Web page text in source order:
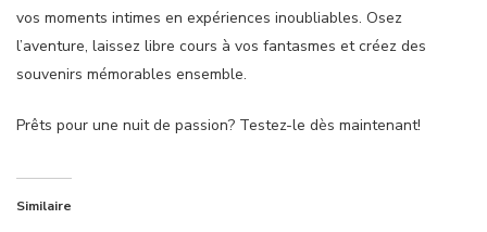
vos moments intimes en expériences inoubliables. Osez
l’aventure, laissez libre cours à vos fantasmes et créez des
souvenirs mémorables ensemble.
Prêts pour une nuit de passion? Testez-le dès maintenant!
Similaire